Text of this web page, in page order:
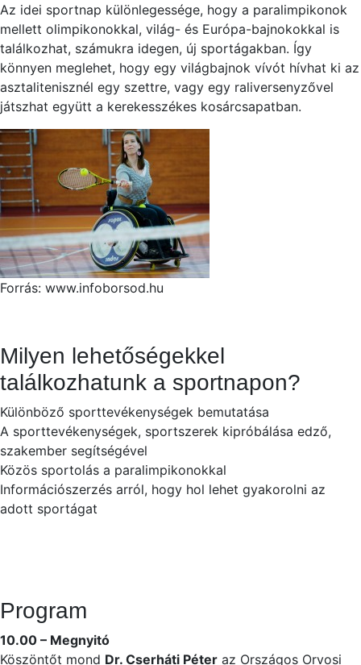
Az idei sportnap különlegessége, hogy a paralimpikonok
mellett olimpikonokkal, világ- és Európa-bajnokokkal is
találkozhat, számukra idegen, új sportágakban. Így
könnyen meglehet, hogy egy világbajnok vívót hívhat ki az
asztalitenisznél egy szettre, vagy egy raliversenyzővel
játszhat együtt a kerekesszékes kosárcsapatban.
Forrás: www.infoborsod.hu
Milyen lehetőségekkel
találkozhatunk a sportnapon?
Különböző sporttevékenységek bemutatása
A sporttevékenységek, sportszerek kipróbálása edző,
szakember segítségével
Közös sportolás a paralimpikonokkal
Információszerzés arról, hogy hol lehet gyakorolni az
adott sportágat
Program
10.00 – Megnyitó
Köszöntőt mond Dr. Cserháti Péter az Országos Orvosi